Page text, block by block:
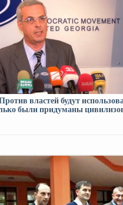
властей будут
были придуманы